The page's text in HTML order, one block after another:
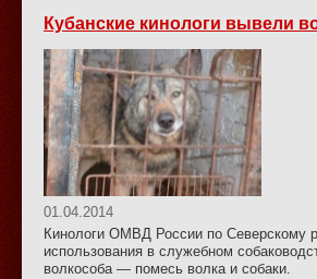
Кубанские кинологи вывели
01.04.2014
Кинологи ОМВД России по Северскому
использования в служебном
волкособа — помесь волка и собаки.